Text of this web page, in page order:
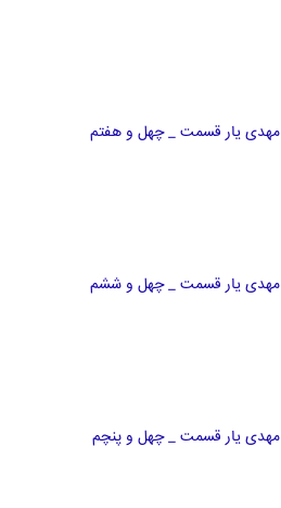
مهدی یار قسمت _ چهل و هفتم
مهدی یار قسمت _ چهل و ششم
مهدی یار قسمت _ چهل و پنچم